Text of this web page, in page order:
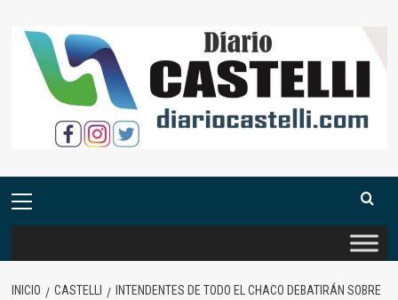
contenido
Menú
INICIO CASTELLI
INTENDENTES DE TODO EL CHACO DEBATIRÁN SOBRE